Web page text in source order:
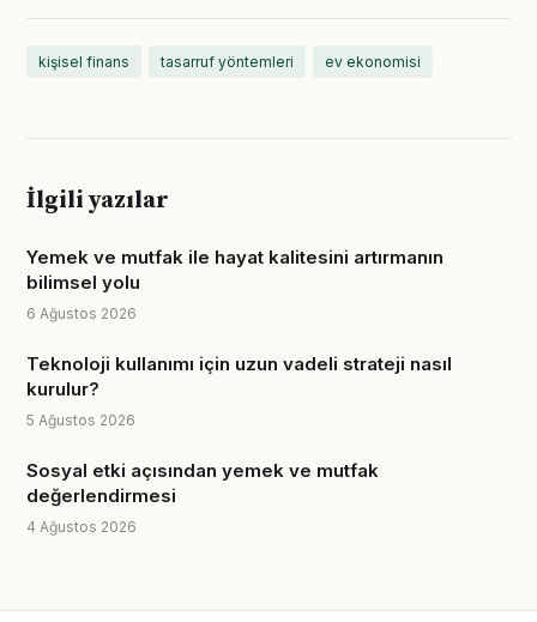
kişisel finans tasarruf yöntemleri ev ekonomisi
İlgili yazılar
Yemek ve mutfak ile hayat kalitesini artırmanın
bilimsel yolu
6 Ağustos 2026
Teknoloji kullanımı için uzun vadeli strateji nasıl
kurulur?
5 Ağustos 2026
Sosyal etki açısından yemek ve mutfak
değerlendirmesi
4 Ağustos 2026